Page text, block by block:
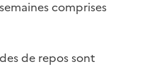
comprises
de repos sont